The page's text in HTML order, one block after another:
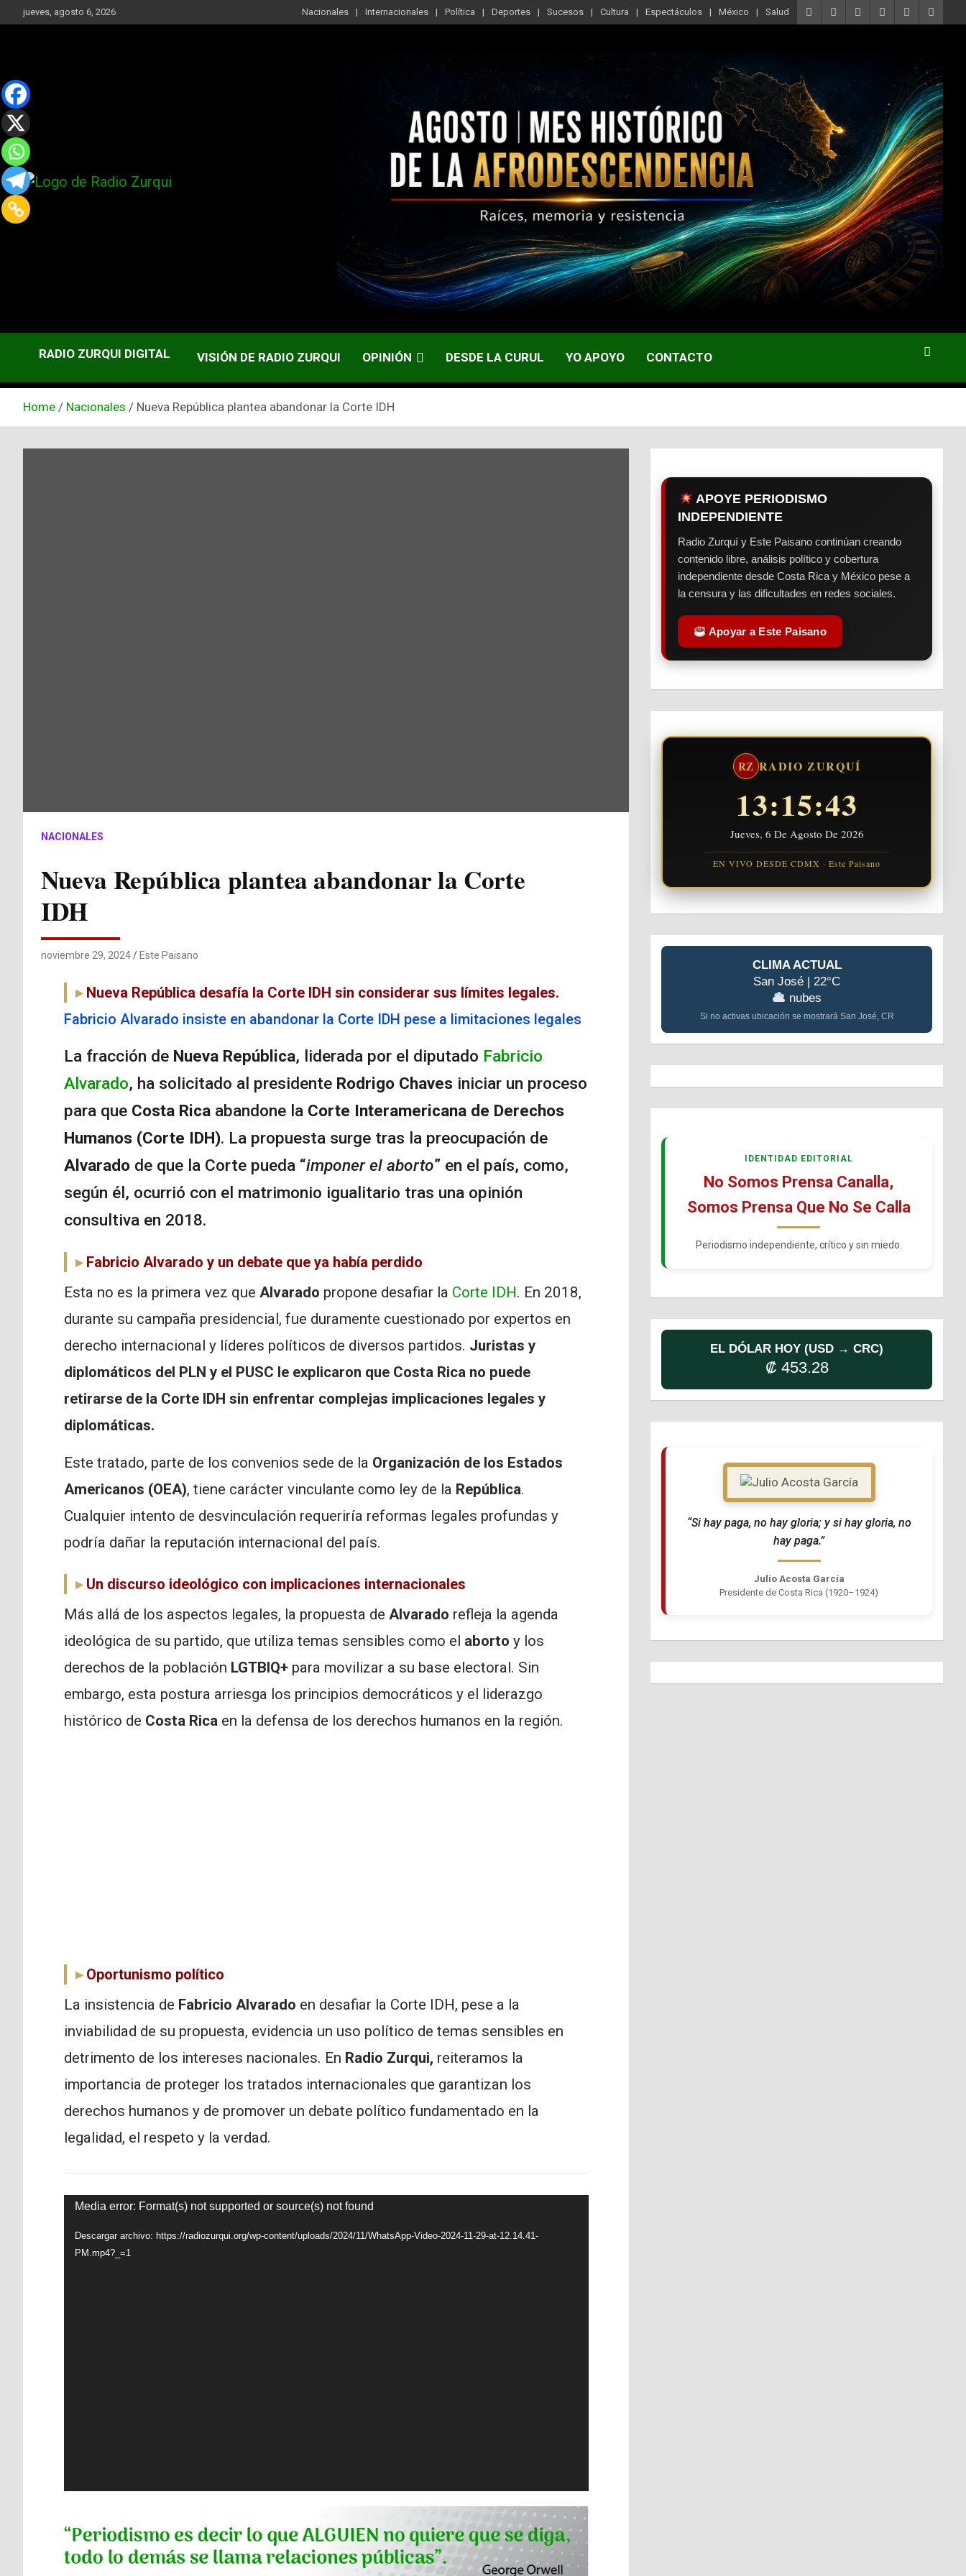
to
jueves, agosto 6, 2026 Nacionales Internacionales Política Deportes Sucesos Cultura Espectáculos México Salud
Un Faro Para La Democracia
RADIO ZURQUI DIGITAL VISIÓN DE RADIO ZURQUI OPINIÓN DESDE LA CURUL YO APOYO CONTACTO
Home Nacionales Nueva República plantea abandonar la Corte IDH
NACIONALES
Nueva República plantea abandonar la Corte
IDH
noviembre 29, 2024 Este Paisano
Nueva República desafía la Corte IDH sin considerar sus límites legales.
Fabricio Alvarado insiste en abandonar la Corte IDH pese a limitaciones legales
La fracción de Nueva República, liderada por el diputado Fabricio
Alvarado, ha solicitado al presidente Rodrigo Chavesiniciar un proceso
para que Costa Ricaabandone la Corte Interamericana de Derechos
Humanos (Corte IDH). La propuesta surge tras la preocupación de
Alvaradode que la Corte pueda “imponer el aborto” en el país, como,
según él, ocurrió con el matrimonio igualitario tras una opinión
consultiva en 2018.
Fabricio Alvarado y un debate que ya había perdido
Esta no es la primera vez que Alvarado propone desafiar la Corte IDH. En 2018,
durante su campaña presidencial, fue duramente cuestionado por expertos en
derecho internacional y líderes políticos de diversos partidos. Juristas y
diplomáticos del PLN y el PUSC le explicaron que Costa Rica no puede
retirarse de la Corte IDH sin enfrentar complejas implicaciones legales y
diplomáticas.
Este tratado, parte de los convenios sede de la Organización de los Estados
Americanos (OEA), tiene carácter vinculante como ley de la República.
Cualquier intento de desvinculación requeriría reformas legales profundas y
podría dañar la reputación internacional del país.
Un discurso ideológico con implicaciones internacionales
Más allá de los aspectos legales, la propuesta de Alvarado refleja la agenda
ideológica de su partido, que utiliza temas sensibles como el aborto y los
derechos de la población LGTBIQ+para movilizar a su base electoral. Sin
embargo, esta postura arriesga los principios democráticos y el liderazgo
histórico de Costa Ricaen la defensa de los derechos humanos en la región.
Oportunismo político
La insistencia de Fabricio Alvarado en desafiar la Corte IDH, pese a la
inviabilidad de su propuesta, evidencia un uso político de temas sensibles en
detrimento de los intereses nacionales. En Radio Zurqui, reiteramos la
importancia de proteger los tratados internacionales que garantizan los
derechos humanos y de promover un debate político fundamentado en la
legalidad, el respeto y la verdad.
Reproductor
de
vídeo
Media error: Format(s) not supported or source(s) not found
Descargar archivo: https://radiozurqui.org/wp-content/uploads/2024/11/WhatsApp-Video-2024-11-29-at-12.14.41-
PM.mp4?_=1
APOYE PERIODISMO
INDEPENDIENTE
Radio Zurquí y Este Paisano continúan creando
contenido libre, análisis político y cobertura
independiente desde Costa Rica y México pese a
la censura y las dificultades en redes sociales.
Apoyar a Este Paisano
RZ RADIO ZURQUÍ
13:15:44
Jueves, 6 De Agosto De 2026
EN VIVO DESDE CDMX · Este Paisano
CLIMA ACTUAL
San José | 22°C
nubes
Si no activas ubicación se mostrará San José, CR
IDENTIDAD EDITORIAL
No Somos Prensa Canalla,
Somos Prensa Que No Se Calla
Periodismo independiente, crítico y sin miedo.
EL DÓLAR HOY (USD → CRC)
₡ 453.28
“Si hay paga, no hay gloria; y si hay gloria, no
hay paga.”
Julio Acosta García
Presidente de Costa Rica (1920–1924)